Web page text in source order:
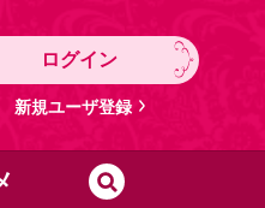
ログイン
新規ユーザ登録